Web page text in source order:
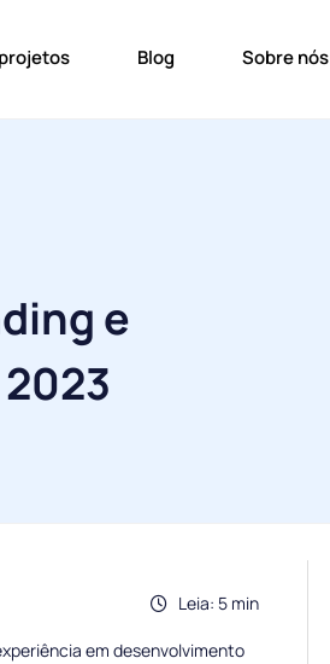
Blog Sobre nós
e
Leia: 5 min
em desenvolvimento